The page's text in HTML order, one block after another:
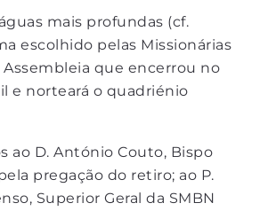
mais profundas (cf.
escolhido pelas Missionárias
que encerrou no
e norteará o quadriénio
ao D. António Couto, Bispo
pregação do retiro; ao P.
Superior Geral da SMBN